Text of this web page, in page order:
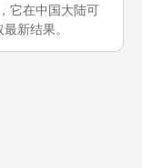
它在中国大陆可
新结果。